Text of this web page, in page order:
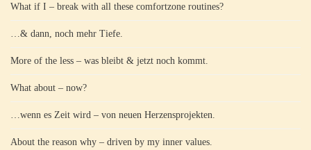
What if I – break with all these comfortzone routines?
…& dann, noch mehr Tiefe.
More of the less – was bleibt & jetzt noch kommt.
What about – now?
…wenn es Zeit wird – von neuen Herzensprojekten.
About the reason why – driven by my inner values.